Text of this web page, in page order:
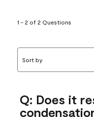
1 - 2 of 2 Questions
Sort by
Q: Does it